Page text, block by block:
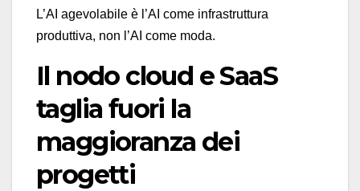
L’AI agevolabile è l’AI come infrastruttura
produttiva, non l’AI come moda.
Il nodo cloud e SaaS
taglia fuori la
maggioranza dei
progetti